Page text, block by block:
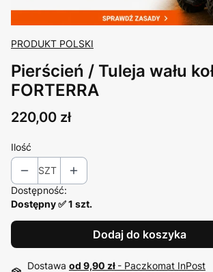
PRODUKT POLSKI
Pierścień / Tuleja wału
FORTERRA
Cena
220,00 zł
Ilość
SZT
Dostępność:
Dostępny ✅ 1 szt.
Dodaj do koszyka
Dostawa od 9,90 zł - Paczkomat InPost